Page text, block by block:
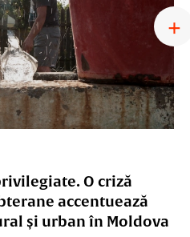
O criză
accentuează
și urban în Moldova